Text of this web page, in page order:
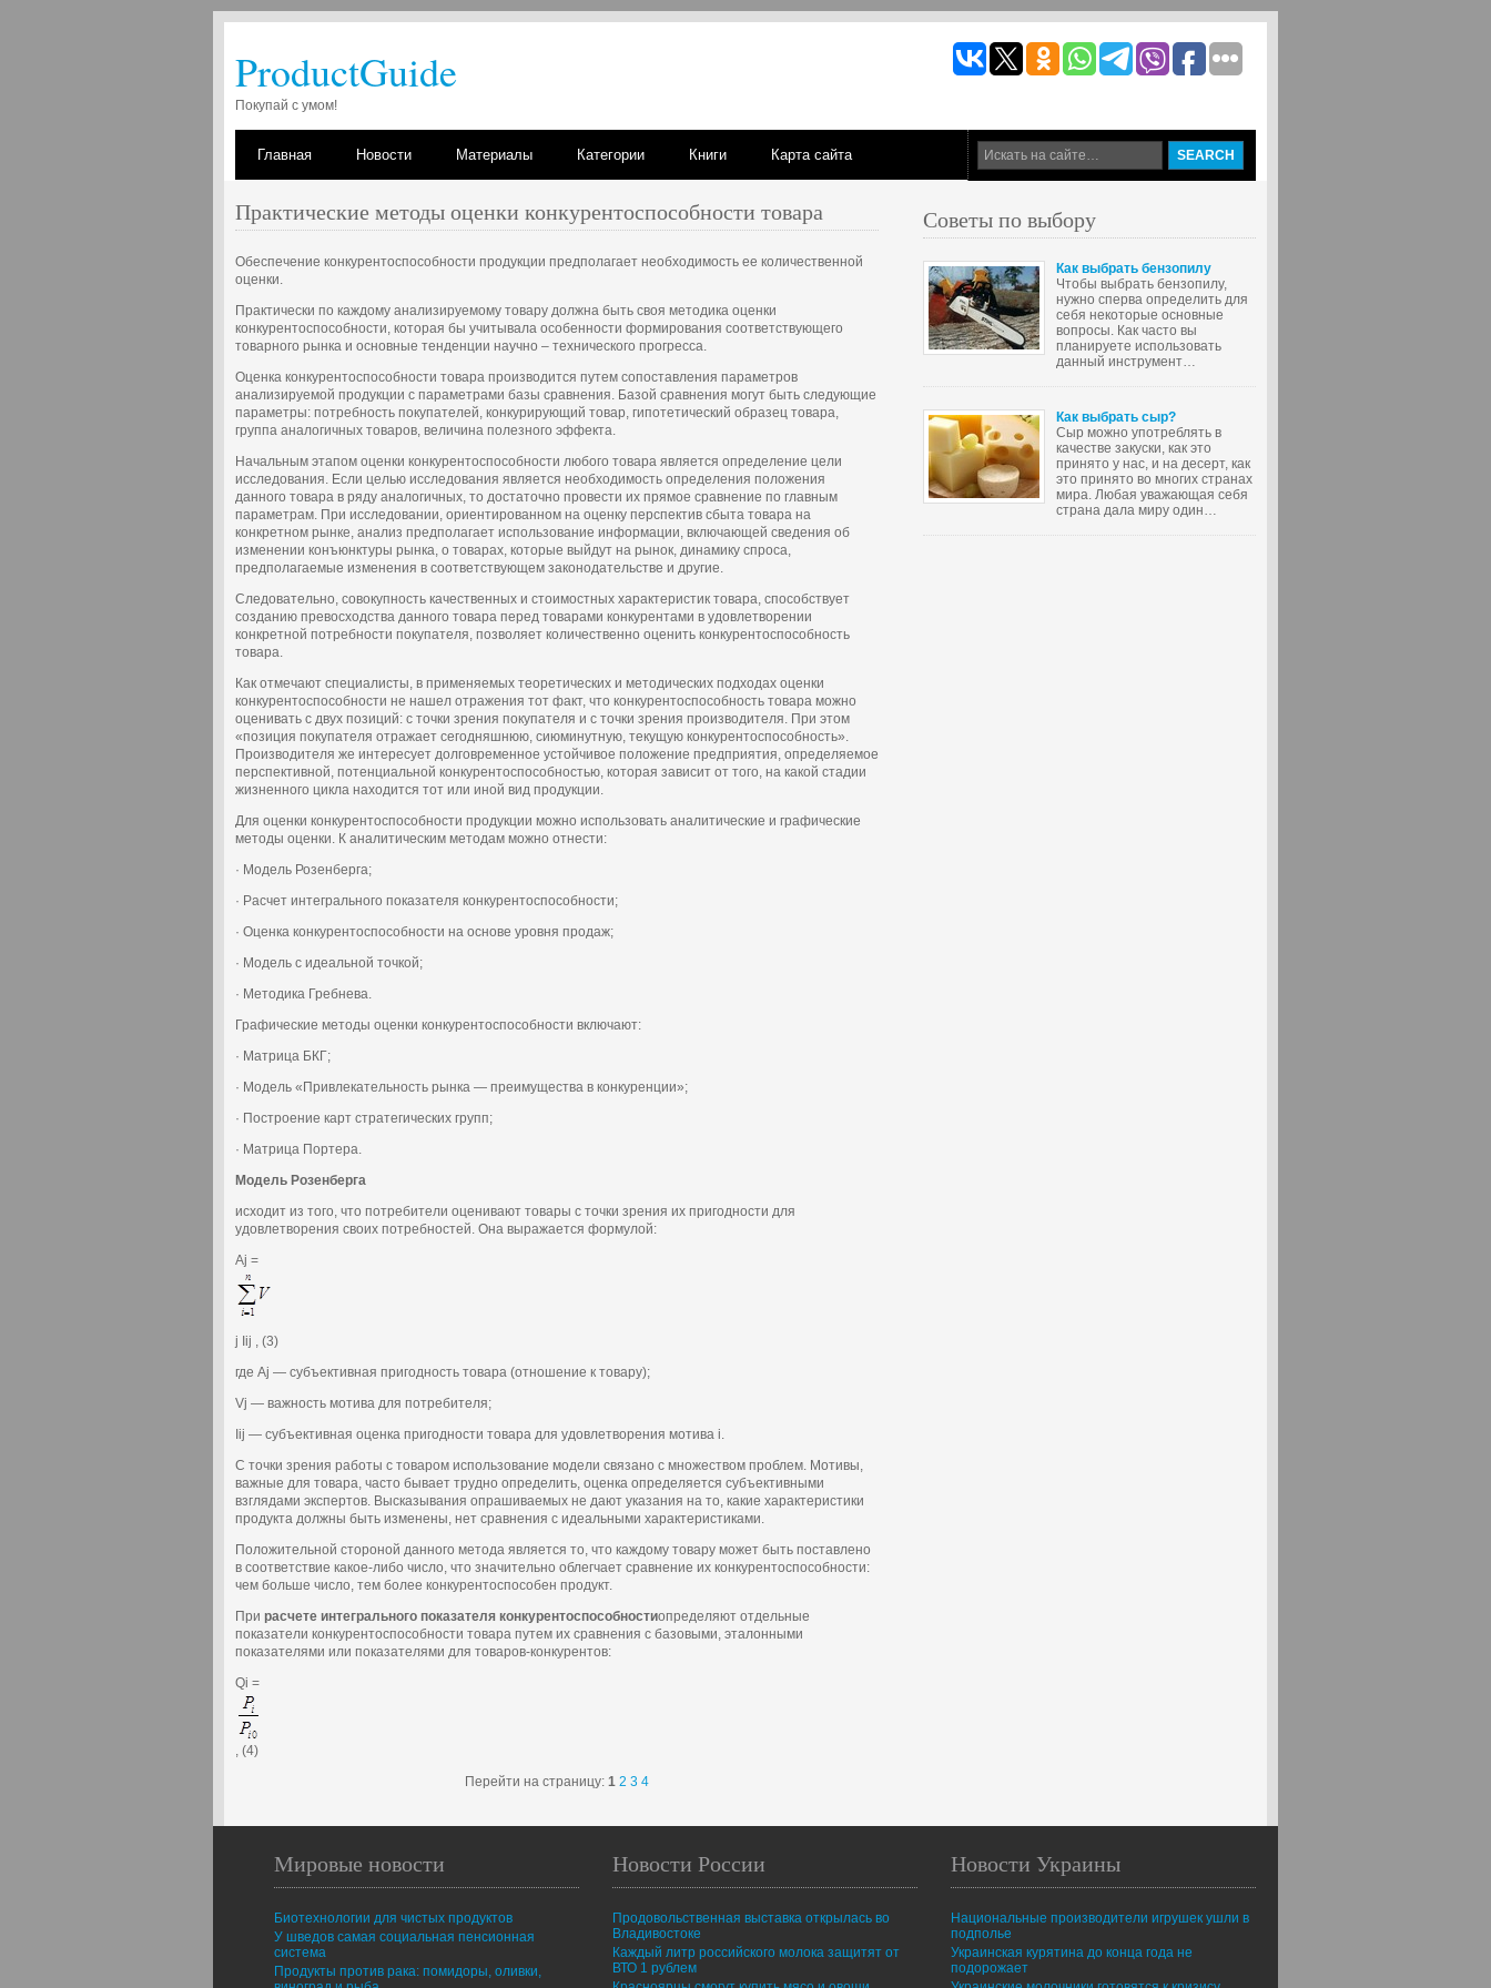
ProductGuide
Покупай с умом!
Главная Новости Материалы Категории Книги Карта сайта
Практические методы оценки конкурентоспособности товара
Обеспечение конкурентоспособности продукции предполагает необходимость ее количественной
оценки.
Практически по каждому анализируемому товару должна быть своя методика оценки
конкурентоспособности, которая бы учитывала особенности формирования соответствующего
товарного рынка и основные тенденции научно – технического прогресса.
Оценка конкурентоспособности товара производится путем сопоставления параметров
анализируемой продукции с параметрами базы сравнения. Базой сравнения могут быть следующие
параметры: потребность покупателей, конкурирующий товар, гипотетический образец товара,
группа аналогичных товаров, величина полезного эффекта.
Начальным этапом оценки конкурентоспособности любого товара является определение цели
исследования. Если целью исследования является необходимость определения положения
данного товара в ряду аналогичных, то достаточно провести их прямое сравнение по главным
параметрам. При исследовании, ориентированном на оценку перспектив сбыта товара на
конкретном рынке, анализ предполагает использование информации, включающей сведения об
изменении конъюнктуры рынка, о товарах, которые выйдут на рынок, динамику спроса,
предполагаемые изменения в соответствующем законодательстве и другие.
Следовательно, совокупность качественных и стоимостных характеристик товара, способствует
созданию превосходства данного товара перед товарами конкурентами в удовлетворении
конкретной потребности покупателя, позволяет количественно оценить конкурентоспособность
товара.
Как отмечают специалисты, в применяемых теоретических и методических подходах оценки
конкурентоспособности не нашел отражения тот факт, что конкурентоспособность товара можно
оценивать с двух позиций: с точки зрения покупателя и с точки зрения производителя. При этом
«позиция покупателя отражает сегодняшнюю, сиюминутную, текущую конкурентоспособность».
Производителя же интересует долговременное устойчивое положение предприятия, определяемое
перспективной, потенциальной конкурентоспособностью, которая зависит от того, на какой стадии
жизненного цикла находится тот или иной вид продукции.
Для оценки конкурентоспособности продукции можно использовать аналитические и графические
методы оценки. К аналитическим методам можно отнести:
· Модель Розенберга;
· Расчет интегрального показателя конкурентоспособности;
· Оценка конкурентоспособности на основе уровня продаж;
· Модель с идеальной точкой;
· Методика Гребнева.
Графические методы оценки конкурентоспособности включают:
· Матрица БКГ;
· Модель «Привлекательность рынка — преимущества в конкуренции»;
· Построение карт стратегических групп;
· Матрица Портера.
Модель Розенберга
исходит из того, что потребители оценивают товары с точки зрения их пригодности для
удовлетворения своих потребностей. Она выражается формулой:
Аj =
j Iij , (3)
где Аj — субъективная пригодность товара (отношение к товару);
Vj — важность мотива для потребителя;
Iij — субъективная оценка пригодности товара для удовлетворения мотива i.
С точки зрения работы с товаром использование модели связано с множеством проблем. Мотивы,
важные для товара, часто бывает трудно определить, оценка определяется субъективными
взглядами экспертов. Высказывания опрашиваемых не дают указания на то, какие характеристики
продукта должны быть изменены, нет сравнения с идеальными характеристиками.
Положительной стороной данного метода является то, что каждому товару может быть поставлено
в соответствие какое-либо число, что значительно облегчает сравнение их конкурентоспособности:
чем больше число, тем более конкурентоспособен продукт.
При расчете интегрального показателя конкурентоспособностиопределяют отдельные
показатели конкурентоспособности товара путем их сравнения с базовыми, эталонными
показателями или показателями для товаров-конкурентов:
Qi =
, (4)
Перейти на страницу: 1 2 3 4
Советы по выбору
Как выбрать бензопилу
Чтобы выбрать бензопилу,
нужно сперва определить для
себя некоторые основные
вопросы. Как часто вы
планируете использовать
данный инструмент…
Как выбрать сыр?
Сыр можно употреблять в
качестве закуски, как это
принято у нас, и на десерт, как
это принято во многих странах
мира. Любая уважающая себя
страна дала миру один…
Новости Украины
Национальные производители игрушек ушли в
подполье
Украинская курятина до конца года не
подорожает
Новости России
Продовольственная выставка открылась во
Владивостоке
Каждый литр российского молока защитят от
ВТО 1 рублем
Мировые новости
Биотехнологии для чистых продуктов
У шведов самая социальная пенсионная
система
Продукты против рака: помидоры, оливки,